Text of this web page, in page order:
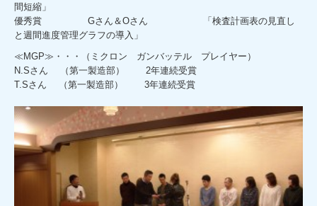
間短縮」
優秀賞 Gさん＆Oさん 「検査計画表の見直し
と週間進度管理グラフの導入」
≪MGP≫・・・（ミクロン ガンバッテル プレイヤー）
N.Sさん （第一製造部） 2年連続受賞
T.Sさん （第一製造部） 3年連続受賞